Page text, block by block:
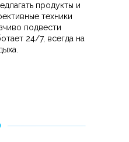
продукты и
техники
подвести
24/7, всегда на